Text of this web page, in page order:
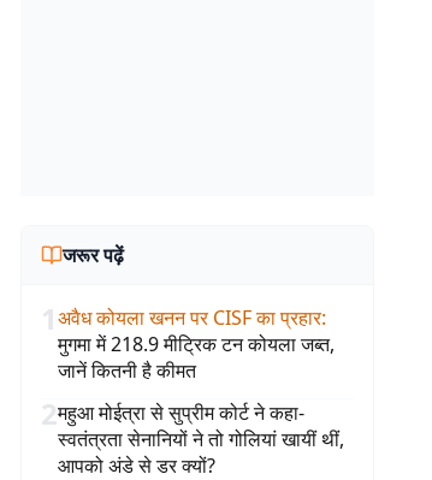
जरूर पढ़ें
1अवैध कोयला खनन पर CISF का प्रहार:
मुगमा में 218.9 मीट्रिक टन कोयला जब्त,
जानें कितनी है कीमत
2महुआ मोईत्रा से सुप्रीम कोर्ट ने कहा-
स्वतंत्रता सेनानियों ने तो गोलियां खायीं थीं,
आपको अंडे से डर क्यों?